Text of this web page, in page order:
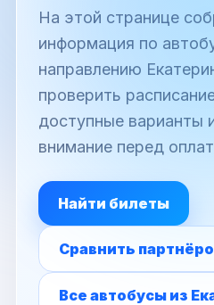
На этой странице
информация по
направлению
проверить
доступные варианты
внимание перед
Найти билеты
Сравнить
Все автобусы из